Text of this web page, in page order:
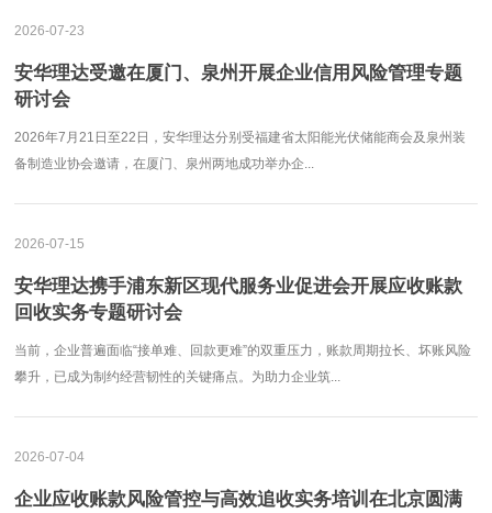
2026-07-23
安华理达受邀在厦门、泉州开展企业信用风险管理专题
研讨会
2026年7月21日至22日，安华理达分别受福建省太阳能光伏储能商会及泉州装
备制造业协会邀请，在厦门、泉州两地成功举办企...
2026-07-15
安华理达携手浦东新区现代服务业促进会开展应收账款
回收实务专题研讨会
当前，企业普遍面临“接单难、回款更难”的双重压力，账款周期拉长、坏账风险
攀升，已成为制约经营韧性的关键痛点。为助力企业筑...
2026-07-04
企业应收账款风险管控与高效追收实务培训在北京圆满